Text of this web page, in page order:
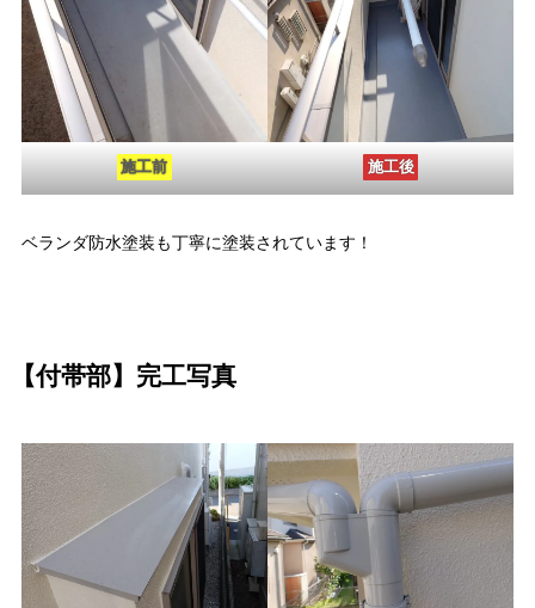
施工前 施工後
ベランダ防水塗装も丁寧に塗装されています！
【付帯部】完工写真